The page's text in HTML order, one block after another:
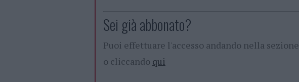
Sei già abbonato?
Puoi effettuare l'accesso andando nella sezione
o cliccando qui